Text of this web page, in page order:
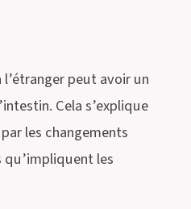
l’étranger peut avoir un
Cela s’explique
les changements
qu’impliquent les